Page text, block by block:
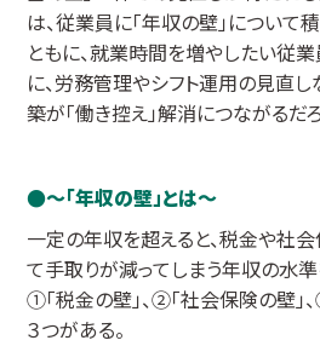
は、従業員に「年収の壁」について
ともに、就業時間を増やしたい従
に、労務管理やシフト運用の見直
築が「働き控え」解消につながるだろ
～「年収の壁」とは～
一定の年収を超えると、税金や社
て手取りが減ってしまう年収の水
①「税金の壁」、②「社会保険の壁」
３つがある。